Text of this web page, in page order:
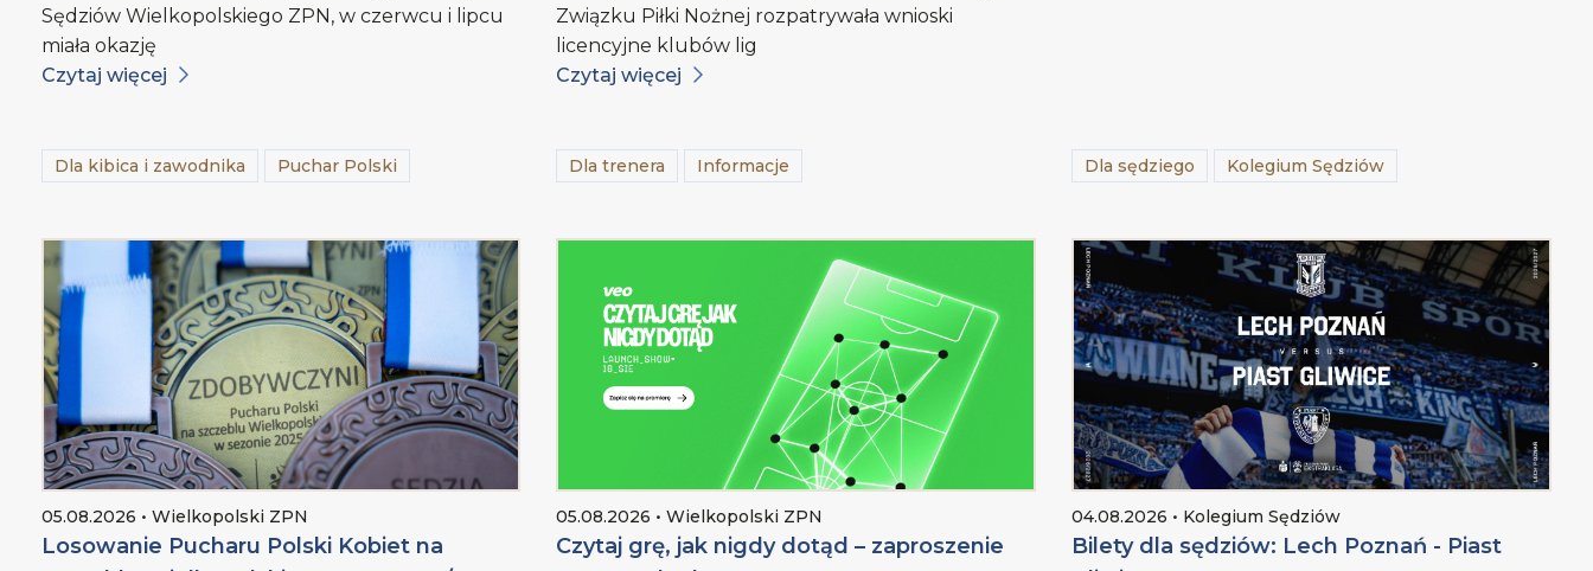
Sędziów Wielkopolskiego ZPN, w czerwcu i lipcu
miała okazję
Czytaj więcej
Związku Piłki Nożnej rozpatrywała wnioski
licencyjne klubów lig
Czytaj więcej
Dla kibica i zawodnika Puchar Polski
05.08.2026 • Wielkopolski ZPN
Losowanie Pucharu Polski Kobiet na
Dla trenera Informacje
05.08.2026 • Wielkopolski ZPN
Czytaj grę, jak nigdy dotąd – zaproszenie
Dla sędziego Kolegium Sędziów
04.08.2026 • Kolegium Sędziów
Bilety dla sędziów: Lech Poznań - Piast